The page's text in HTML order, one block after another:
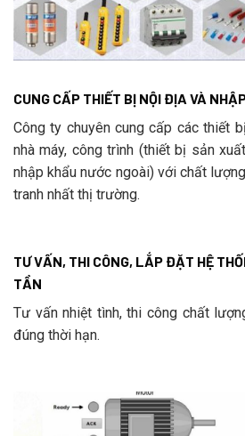
CUNG CẤP THIẾT BỊ NỘI ĐỊA VÀ
Công ty chuyên cung cấp các thiết
nhà máy, công trình (thiết bị sản
nhập khẩu nước ngoài) với chất
tranh nhất thị trường.
TƯ VẤN, THI CÔNG, LẮP ĐẶT HỆ
TẦN
Tư vấn nhiệt tình, thi công chất
đúng thời hạn.